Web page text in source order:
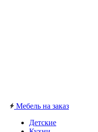
Мебель на заказ
Детские